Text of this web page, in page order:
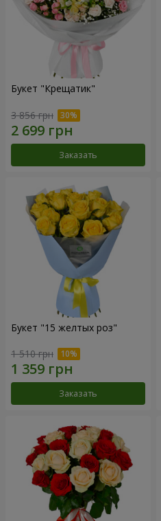
Букет "Крещатик"
3 856 грн
Заказать
Букет "15 желтых роз"
1 510 грн
Заказать